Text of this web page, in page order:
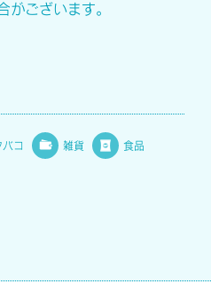
がございます。
バコ 雑貨 食品